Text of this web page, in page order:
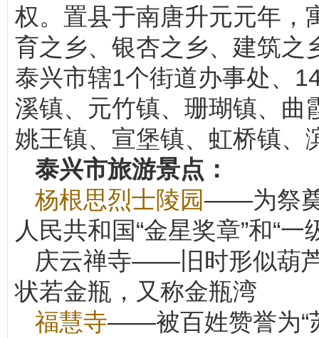
权。置县于南唐升元元年，
育之乡、银杏之乡、建筑之
泰兴市辖1个街道办事处、
溪镇、元竹镇、珊瑚镇、曲
姚王镇、宣堡镇、虹桥镇、
泰兴市旅游景点：
杨根思烈士陵园——为祭奠
人民共和国“金星奖章”和“
庆云禅寺——旧时形似葫
状若金瓶，又称金瓶湾
福慧寺——被百姓赞誉为“